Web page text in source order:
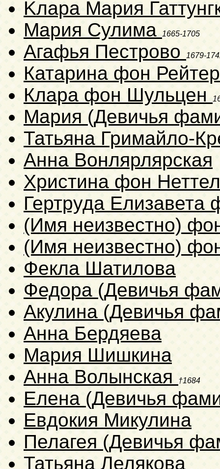
Kлара Мapия
Мария Сулима
1665-1705
Агафья Пестрово 1679-
Катарина фон
Клара фон Шульцен
Мария (Девичья
Татьяна Гримайло-
Анна Вонлярлярская
Христина фон
Гертруда Елизавета
(Имя неизвестно)
(Имя неизвестно)
Фекла Шатилова
Федора (Девичья
Акулина (Девичья
Анна Бердяева
Мария Шишкина
Анна Волынская
†1684
Елена (Девичья
Евдокия Микулина
Пелагея (Девичья
Татьяна Лелякова